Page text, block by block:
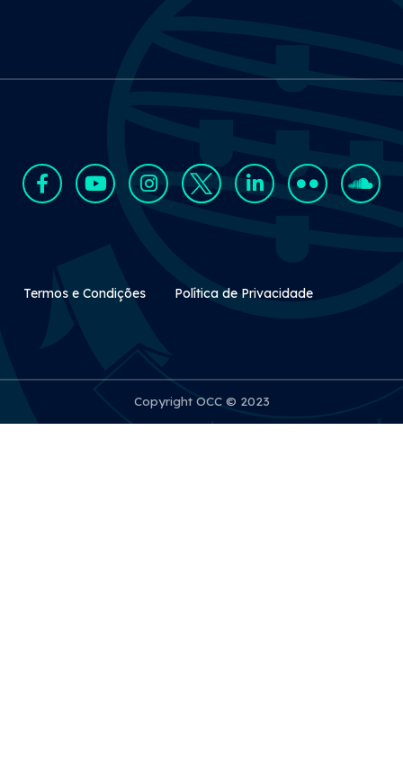
Rodapé Secundário
Termos e Condições Política de Privacidade
Copyright OCC © 2023